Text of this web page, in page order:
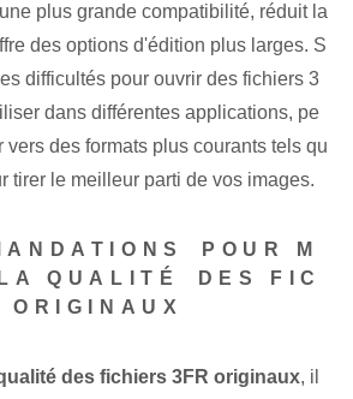
plus grande compatibilité, réduit la
des options d'édition plus larges. S
difficultés pour ouvrir des fichiers 3
dans différentes applications, pe
vers des formats plus courants tels qu
tirer le meilleur parti de vos images.
⁢POUR M
QUALITÉ⁣ DES FIC
ORIGINAUX
des⁤ fichiers 3FR originaux, il